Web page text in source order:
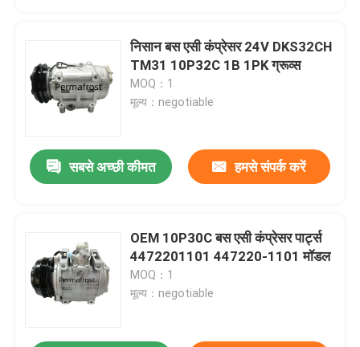
निसान बस एसी कंप्रेसर 24V DKS32CH
TM31 10P32C 1B 1PK ग्रूव्स
MOQ：1
मूल्य：negotiable
सबसे अच्छी कीमत हमसे संपर्क करें
OEM 10P30C बस एसी कंप्रेसर पार्ट्स
4472201101 447220-1101 मॉडल
MOQ：1
मूल्य：negotiable